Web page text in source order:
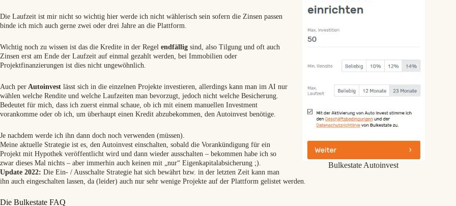
Bulkestate Autoinvest
Die Laufzeit ist mir nicht so wichtig hier werde ich nicht wählerisch sein sofern die Zinsen passen
binde ich mich auch gerne zwei oder drei Jahre an die Plattform.
Wichtig noch zu wissen ist das die Kredite in der Regel endfällig sind, also Tilgung und oft auch
Zinsen erst am Ende der Laufzeit auf einmal gezahlt werden, bei Immobilien oder
Projektfinanzierungen ist dies nicht ungewöhnlich.
Auch per Autoinvest lässt sich in die einzelnen Projekte investieren, allerdings kann man im AI nur
wählen welche Rendite und welche Laufzeiten man bevorzugt, jedoch nicht welche Besicherung.
Bedeutet für mich, dass ich zuerst einmal schaue, ob ich mit einem manuellen Investment
vorankomme oder ob ich, um überhaupt einen Kredit abzubekommen, den Autoinvest benötige.
Je nachdem werde ich ihn dann doch noch verwenden (müssen).
Meine aktuelle Strategie ist es, den Autoinvest einschalten, sobald die Vorankündigung für ein
Projekt mit Hypothek veröffentlicht wird und dann wieder ausschalten – bekommen habe ich so
zwar dieses Mal nichts – aber immerhin auch keinen mit „nur“ Eigenkapitalabsicherung ;).
Update 2022: Die Ein- / Ausschalte Strategie hat sich bewährt bzw. in der letzten Zeit kann man
ihn auch eingeschalten lassen, da (leider) auch nur sehr wenige Projekte auf der Plattform gelistet werden.
Die Bulkestate FAQ